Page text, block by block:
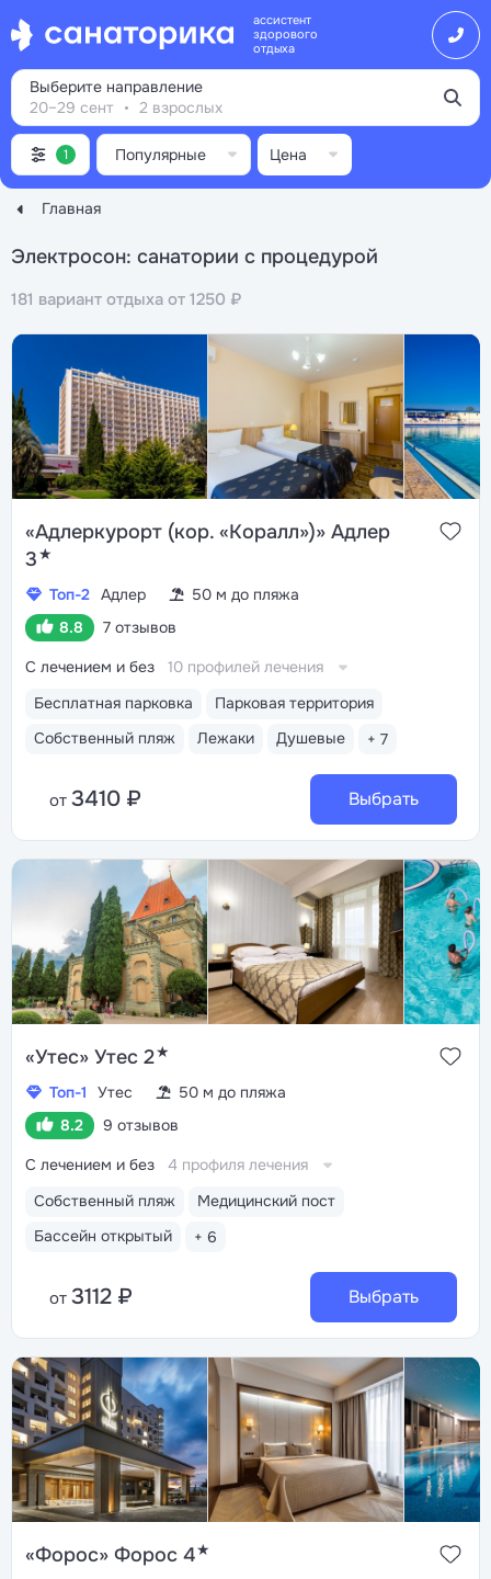
ассистент
здорового
отдыха
Главная
Выберите направление
20–29 сент
2 взрослых
Электросон: санатории с процедурой
181 вариант отдыха от 1250 ₽
1 Популярные Цена
«Адлеркурорт (кор. «Коралл»)» Адлер
3★
Топ-2 Адлер
50 м до пляжа
8.8
7 отзывов
Бесплатная парковка
Парковая территория
Собственный пляж
Лежаки Душевые + 7
С лечением и без 10 профилей лечения
от 3410 ₽ Выбрать
«Утес» Утес 2★
Топ-1 Утес
50 м до пляжа
8.2
9 отзывов
Собственный пляж
Медицинский пост
Бассейн открытый
+ 6
С лечением и без 4 профиля лечения
от 3112 ₽ Выбрать
«Форос» Форос 4★